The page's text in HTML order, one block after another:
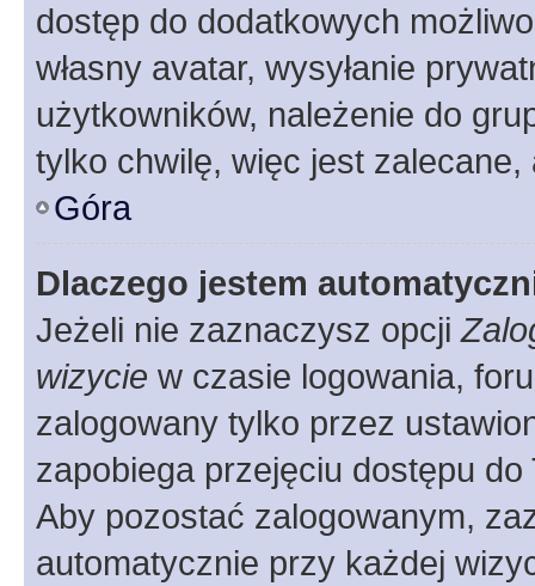
dostęp do dodatkowych
własny avatar, wysyłanie
użytkowników, należenie do
tylko chwilę, więc jest zalecane,
Góra
Dlaczego jestem
Jeżeli nie zaznaczysz opcji
wizycie w czasie logowania,
zalogowany tylko przez
zapobiega przejęciu dostępu
Aby pozostać zalogowanym,
automatycznie przy każdej